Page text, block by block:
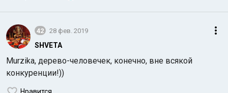
42 28 фев. 2019
SHVETA
Murzika, дерево-человечек, конечно, вне всякой
конкуренции!))